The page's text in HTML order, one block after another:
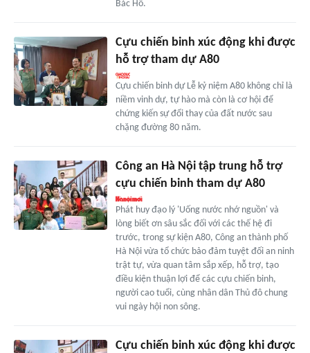
Bác Hồ.
Cựu chiến binh xúc động khi được
hỗ trợ tham dự A80
Cựu chiến binh dự Lễ kỷ niệm A80 không chỉ là
niềm vinh dự, tự hào mà còn là cơ hội để
chứng kiến sự đổi thay của đất nước sau
chặng đường 80 năm.
Công an Hà Nội tập trung hỗ trợ
cựu chiến binh tham dự A80
Phát huy đạo lý 'Uống nước nhớ nguồn' và
lòng biết ơn sâu sắc đối với các thế hệ đi
trước, trong sự kiện A80, Công an thành phố
Hà Nội vừa tổ chức bảo đảm tuyệt đối an ninh
trật tự, vừa quan tâm sắp xếp, hỗ trợ, tạo
điều kiện thuận lợi để các cựu chiến binh,
người cao tuổi, cùng nhân dân Thủ đô chung
vui ngày hội non sông.
Cựu chiến binh xúc động khi được